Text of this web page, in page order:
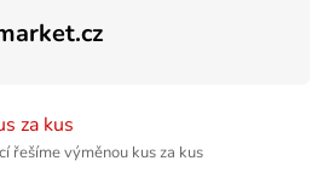
za kus
řešíme výměnou kus za kus